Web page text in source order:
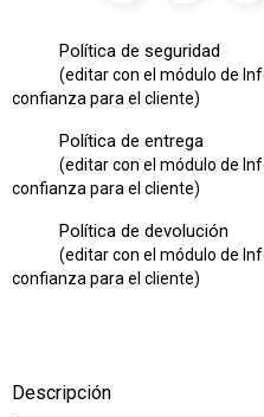
Política de seguridad
(editar con el módulo de
confianza para el cliente)
Política de entrega
(editar con el módulo de
confianza para el cliente)
Política de devolución
(editar con el módulo de
confianza para el cliente)
Descripción